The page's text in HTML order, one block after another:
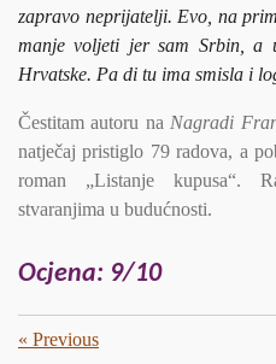
zapravo neprijatelji. Evo, na
manje voljeti jer sam Srbin,
Hrvatske. Pa di tu ima smisla i
Čestitam autoru na Nagradi
natječaj pristiglo 79 radova, a
roman „Listanje kupusa“.
stvaranjima u budućnosti.
Ocjena: 9/10
« Previous